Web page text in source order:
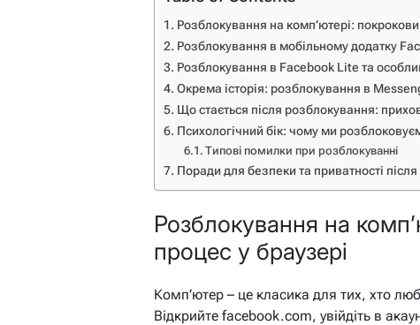
Розблокування на комп’ютері:
Розблокування в мобільному додатку
Розблокування в Facebook Lite та
Окрема історія: розблокування в
Що стається після розблокування:
Психологічний бік: чому ми
Типові помилки при розблокуванні
Поради для безпеки та приватності
Розблокування на
процес у браузері
Комп’ютер – це класика для тих, хто
Відкрийте facebook.com, увійдіть в